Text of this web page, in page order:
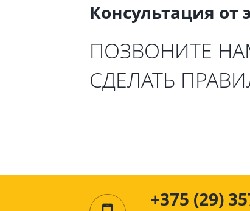
Консультация от
ПОЗВОНИТЕ
СДЕЛАТЬ
+375 (29)